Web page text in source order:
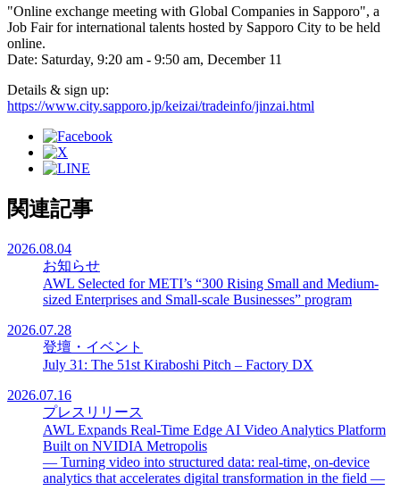
"Online exchange meeting with Global Companies in Sapporo", a
Job Fair for international talents hosted by Sapporo City to be held
online.
Date: Saturday, 9:20 am - 9:50 am, December 11
Details & sign up:
https://www.city.sapporo.jp/keizai/tradeinfo/jinzai.html
関連記事
2026.08.04
お知らせ
AWL Selected for METI’s “300 Rising Small and Medium-
sized Enterprises and Small-scale Businesses” program
2026.07.28
登壇・イベント
July 31: The 51st Kiraboshi Pitch – Factory DX
2026.07.16
プレスリリース
AWL Expands Real-Time Edge AI Video Analytics Platform
Built on NVIDIA Metropolis
— Turning video into structured data: real-time, on-device
analytics that accelerates digital transformation in the field —